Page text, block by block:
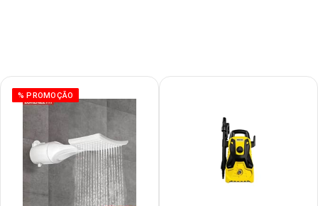
% PROMOÇÃO